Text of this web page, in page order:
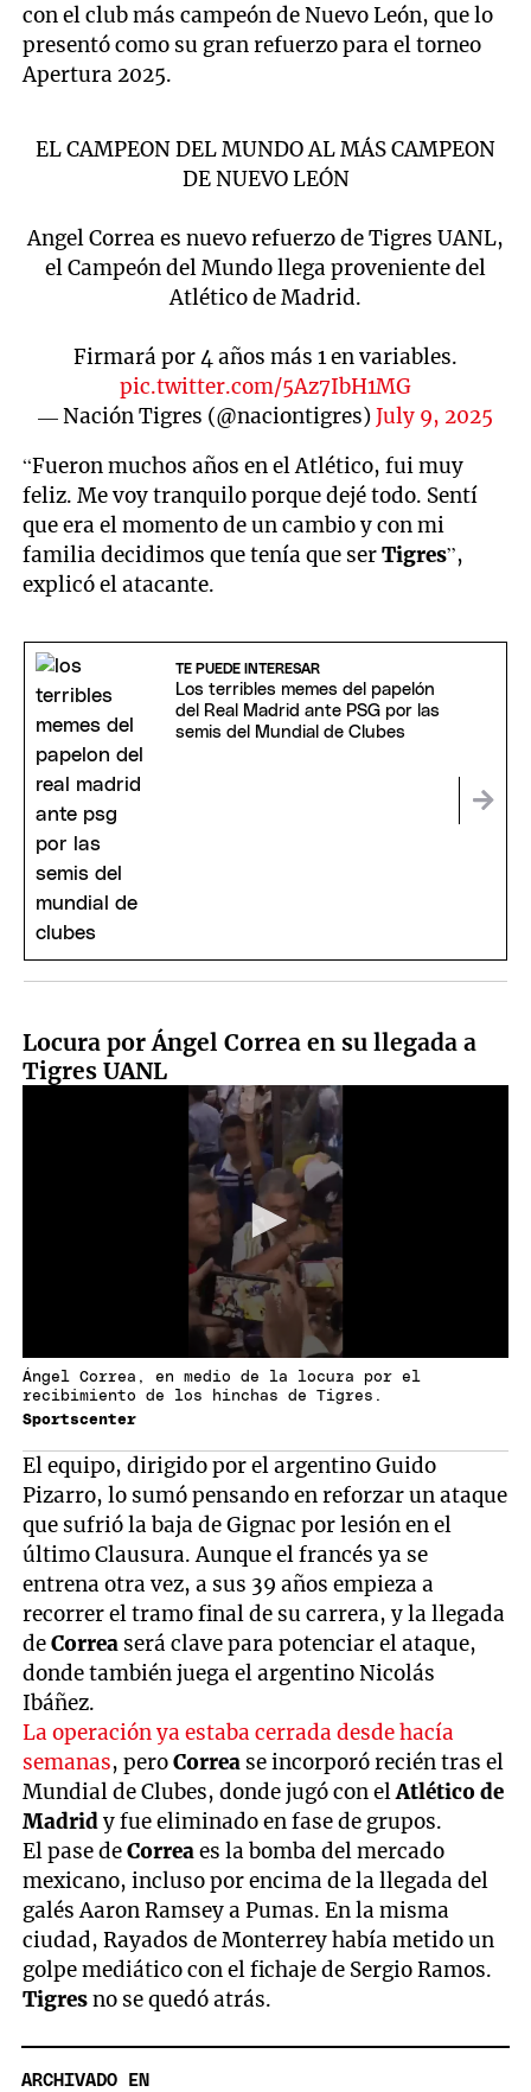
con el club más campeón de Nuevo León, que lo
presentó como su gran refuerzo para el torneo
Apertura 2025.
EL CAMPEON DEL MUNDO AL MÁS CAMPEON
DE NUEVO LEÓN
Angel Correa es nuevo refuerzo de Tigres UANL,
el Campeón del Mundo llega proveniente del
Atlético de Madrid.
Firmará por 4 años más 1 en variables.
pic.twitter.com/5Az7IbH1MG
— Nación Tigres (@naciontigres)July 9, 2025
“Fueron muchos años en el Atlético, fui muy
feliz. Me voy tranquilo porque dejé todo. Sentí
que era el momento de un cambio y con mi
familia decidimos que tenía que serTigres”,
explicó el atacante.
TE PUEDE INTERESAR
Los terribles memes del papelón
del Real Madrid ante PSG por las
semis del Mundial de Clubes
Locura por Ángel Correa en su llegada a
Tigres UANL
Ángel Correa, en medio de la locura por el
recibimiento de los hinchas de Tigres.
Sportscenter
El equipo, dirigido por el argentino Guido
Pizarro, lo sumó pensando en reforzar un ataque
que sufrió la baja de Gignac por lesión en el
último Clausura. Aunque el francés ya se
entrena otra vez, a sus 39 años empieza a
recorrer el tramo final de su carrera, y la llegada
deCorrea será clave para potenciar el ataque,
donde también juega el argentino Nicolás
Ibáñez.
La operación ya estaba cerrada desde hacía
semanas, peroCorrea se incorporó recién tras el
Mundial de Clubes, donde jugó con elAtlético de
Madridy fue eliminado en fase de grupos.
El pase deCorreaes la bomba del mercado
mexicano, incluso por encima de la llegada del
galés Aaron Ramsey a Pumas. En la misma
ciudad, Rayados de Monterrey había metido un
golpe mediático con el fichaje de Sergio Ramos.
Tigresno se quedó atrás.
ARCHIVADO EN